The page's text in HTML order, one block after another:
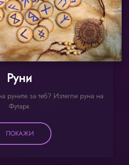
Руни
руните за теб? Изтегли руна на
Футарк
ПОКАЖИ